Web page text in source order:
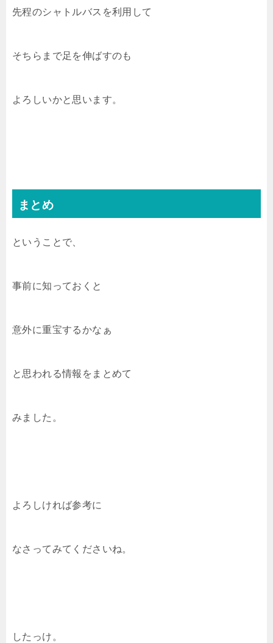
先程のシャトルバスを利用して
そちらまで足を伸ばすのも
よろしいかと思います。
まとめ
ということで、
事前に知っておくと
意外に重宝するかなぁ
と思われる情報をまとめて
みました。
よろしければ参考に
なさってみてくださいね。
したっけ。